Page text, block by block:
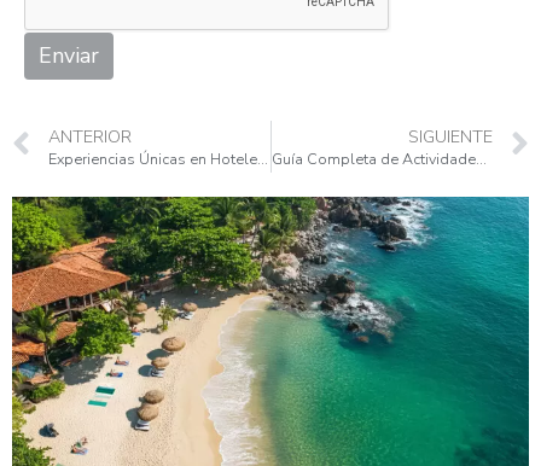
Enviar
ANTERIOR
Experiencias Únicas en Hoteles Todo Incluido en Riviera Nayarit
SIGUIENTE
Guía Completa de Actividades Acuáticas en Nayarit: Surf, Snorkel y Más